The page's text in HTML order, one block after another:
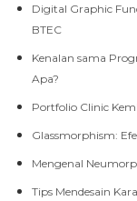
Digital Graphic
BTEC
Kenalan sama
Apa?
Portfolio Clinic
Glassmorphism:
Mengenal
Tips Mendesain